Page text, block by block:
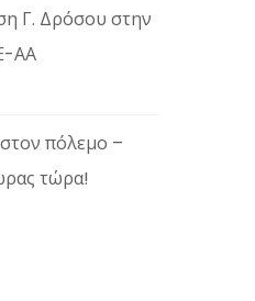
Γ. Δρόσου στην
ΑΑ
πόλεμο –
τώρα!